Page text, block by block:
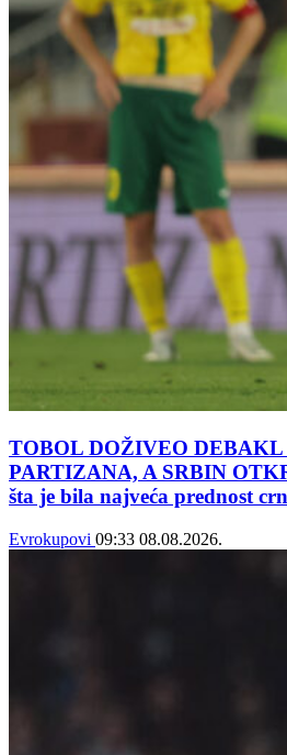
TOBOL DOŽIVEO
PARTIZANA, A SRBIN
šta je bila najveća prednost
Evrokupovi 09:33 08.08.2026.